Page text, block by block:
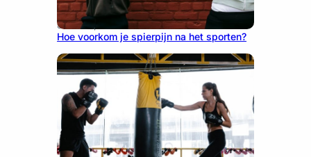
June 25, 2026
Hoe voorkom je spierpijn na het sporten?